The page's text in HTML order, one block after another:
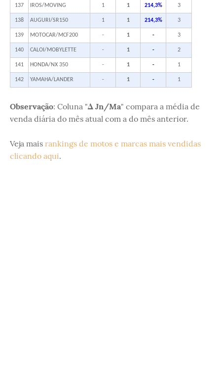
137 IROS/MOVING 1 1 214,3% 3
138 AUGURI/SR150 1 1 214,3% 3
139 MOTOCAR/MCF200 - 1 - 3
140 CALOI/MOBYLETTE - 1 - 2
141 HONDA/NX 350 - 1 - 1
142 YAMAHA/LANDER - 1 - 1
Observação: Coluna "Δ Jn/Ma" compara a média de
venda diária do mês atual com a do mês anterior.
Veja mais rankings de motos e marcas mais vendidas
clicando aqui.